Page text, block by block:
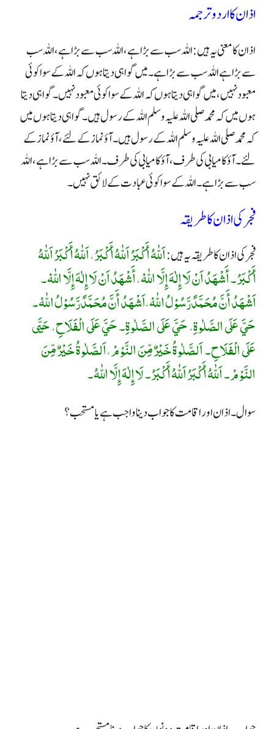
اذان کا اردو ترجمہ
اذان کا معنی یہ ہیں: اللہ سب سے بڑا ہے، اللہ سب سے بڑا ہے، اللہ سب
سے بڑا ہے اللہ سب سے بڑا ہے۔ میں گواہی دیتا ہوں کہ اللہ کے سواکوئی
معبود نہیں، میں گواہی دیتا ہوں کہ اللہ کے سوا کوئی معبود نہیں۔ گواہی دیتا
ہوں میں کہ محمد صلی اللہ علیہ وسلم اللہ کے رسول ہیں۔ گواہی دیتا ہوں میں
کہ محمد صلی اللہ علیہ وسلم اللہ کے رسول ہیں۔ آؤ نماز کے لئے، آؤ نماز کے
لئے۔ آؤ کامیابی کی طرف، آؤ کامیابی کی طرف۔ اللہ سب سے بڑا ہے، اللہ
سب سے بڑا ہے۔ اللہ کے سوا کوئی عبادت کے لائق نہیں۔
فجر کی اذان کا طریقہ
فجر کی اذان کا طریقہ یہ ہیں:اَللّٰهُ أَكْبَرُ اَللّٰهُ أَكْبَرُ، اَللّٰهُ أَكْبَرُ اَللّٰهُ
أَكْبَرُ۔ أَشْهَدُ اَنْ لَا إِلٰهَ إِلَّا اللّٰهْ، أَشْهَدُ اَنْ لَا إِلٰهَ إِلَّا اللّٰهْ۔
اَشْهَدُ أَنَّ مُحَمَّدََرَّسُوْلُ اللّٰهْ،اَشْهَدُ أَنَّ مُحَمَّدََرَّسُوْلُ اللّٰهْ۔
حَيَّ عَلَى الصَّلٰوةِ، حَيَّ عَلَى الصَّلٰوۃِ۔ حَيَّ عَلَى الْفَلَاحِ، حَیَّى
عَلَى الْفَلَاحِ۔ اَلصَّلٰوةُ خَيْرٌ مِّنَ النَّوْمْ،اَلصَّلٰوةُ خَيْرٌ مِّنَ
النَّوْمْ۔ اَللّٰهُ أَكْبَرُ اَللّٰهُ أَكْبَرُ۔ لَا إِلٰهَ إِلَّا اللّٰهُ۔
سوال۔ اذان اور اقامت کا جواب دینا واجب ہے یا مستحب؟